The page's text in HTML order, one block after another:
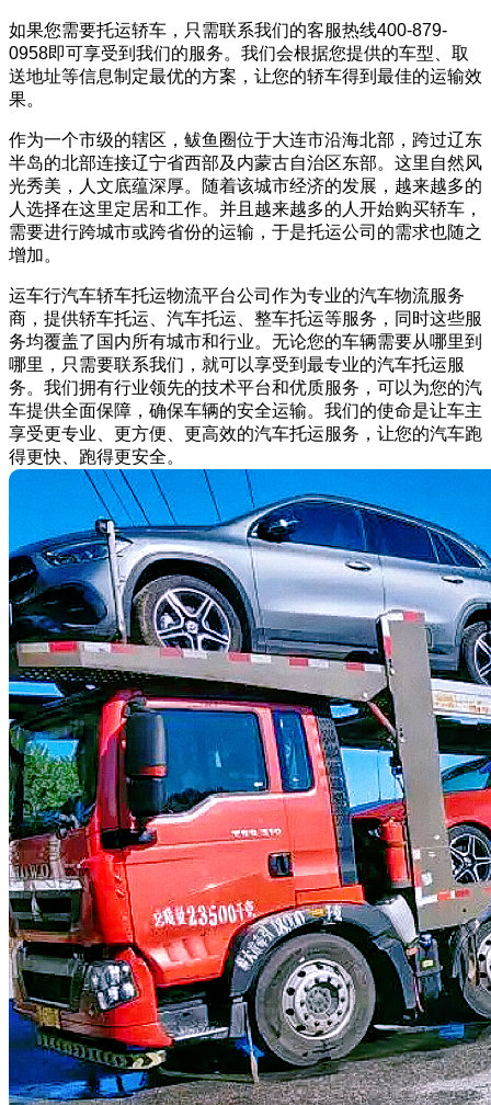
如果您需要托运轿车，只需联系我们的客服热线400-879-
0958即可享受到我们的服务。我们会根据您提供的车型、取
送地址等信息制定最优的方案，让您的轿车得到最佳的运输效
果。
作为一个市级的辖区，鲅鱼圈位于大连市沿海北部，跨过辽东
半岛的北部连接辽宁省西部及内蒙古自治区东部。这里自然风
光秀美，人文底蕴深厚。随着该城市经济的发展，越来越多的
人选择在这里定居和工作。并且越来越多的人开始购买轿车，
需要进行跨城市或跨省份的运输，于是托运公司的需求也随之
增加。
运车行汽车轿车托运物流平台公司作为专业的汽车物流服务
商，提供轿车托运、汽车托运、整车托运等服务，同时这些服
务均覆盖了国内所有城市和行业。无论您的车辆需要从哪里到
哪里，只需要联系我们，就可以享受到最专业的汽车托运服
务。我们拥有行业领先的技术平台和优质服务，可以为您的汽
车提供全面保障，确保车辆的安全运输。我们的使命是让车主
享受更专业、更方便、更高效的汽车托运服务，让您的汽车跑
得更快、跑得更安全。